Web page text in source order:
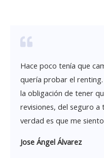
Hace poco tenía que
quería probar el
la obligación de tener
revisiones, del seguro
verdad es que me
Jose Ángel Álvarez